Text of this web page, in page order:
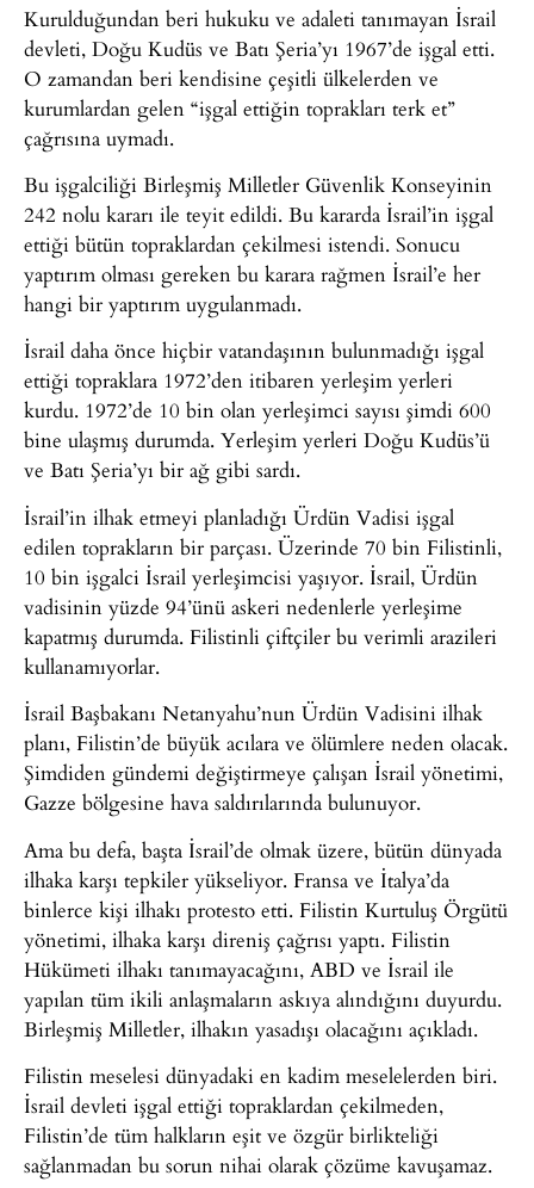
Kurulduğundan beri hukuku ve adaleti tanımayan İsrail
devleti, Doğu Kudüs ve Batı Şeria’yı 1967’de işgal etti.
O zamandan beri kendisine çeşitli ülkelerden ve
kurumlardan gelen “işgal ettiğin toprakları terk et”
çağrısına uymadı.
Bu işgalciliği Birleşmiş Milletler Güvenlik Konseyinin
242 nolu kararı ile teyit edildi. Bu kararda İsrail’in işgal
ettiği bütün topraklardan çekilmesi istendi. Sonucu
yaptırım olması gereken bu karara rağmen İsrail’e her
hangi bir yaptırım uygulanmadı.
İsrail daha önce hiçbir vatandaşının bulunmadığı işgal
ettiği topraklara 1972’den itibaren yerleşim yerleri
kurdu. 1972’de 10 bin olan yerleşimci sayısı şimdi 600
bine ulaşmış durumda. Yerleşim yerleri Doğu Kudüs’ü
ve Batı Şeria’yı bir ağ gibi sardı.
İsrail’in ilhak etmeyi planladığı Ürdün Vadisi işgal
edilen toprakların bir parçası. Üzerinde 70 bin Filistinli,
10 bin işgalci İsrail yerleşimcisi yaşıyor. İsrail, Ürdün
vadisinin yüzde 94’ünü askeri nedenlerle yerleşime
kapatmış durumda. Filistinli çiftçiler bu verimli arazileri
kullanamıyorlar.
İsrail Başbakanı Netanyahu’nun Ürdün Vadisini ilhak
planı, Filistin’de büyük acılara ve ölümlere neden olacak.
Şimdiden gündemi değiştirmeye çalışan İsrail yönetimi,
Gazze bölgesine hava saldırılarında bulunuyor.
Ama bu defa, başta İsrail’de olmak üzere, bütün dünyada
ilhaka karşı tepkiler yükseliyor. Fransa ve İtalya’da
binlerce kişi ilhakı protesto etti. Filistin Kurtuluş Örgütü
yönetimi, ilhaka karşı direniş çağrısı yaptı. Filistin
Hükümeti ilhakı tanımayacağını, ABD ve İsrail ile
yapılan tüm ikili anlaşmaların askıya alındığını duyurdu.
Birleşmiş Milletler, ilhakın yasadışı olacağını açıkladı.
Filistin meselesi dünyadaki en kadim meselelerden biri.
İsrail devleti işgal ettiği topraklardan çekilmeden,
Filistin’de tüm halkların eşit ve özgür birlikteliği
sağlanmadan bu sorun nihai olarak çözüme kavuşamaz.